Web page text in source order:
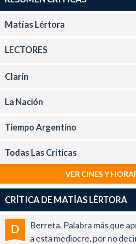
Matías Lértora
LECTORES
Clarín
La Nación
Tiempo Argentino
Todas Las Críticas
VER CINES Y
CRÍTICA DE MATÍAS LÉRTORA
D
Berreta. Palabra más que
a esta mediocre, por no